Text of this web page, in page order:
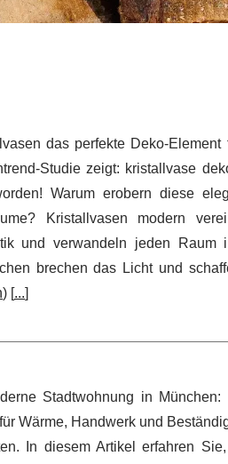
das perfekte Deko-Element
Studie zeigt: kristallvase
Warum erobern diese
Kristallvasen modern
und verwandeln jeden
brechen das Licht und
) [...]
Stadtwohnung in
Wärme, Handwerk und
In diesem Artikel erfahren